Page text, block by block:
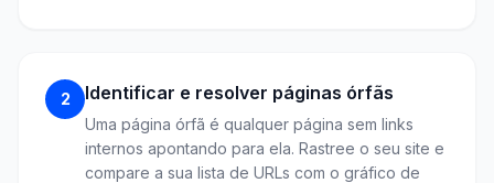
2 Identificar e resolver páginas órfãs
Uma página órfã é qualquer página sem links
internos apontando para ela. Rastree o seu site e
compare a sua lista de URLs com o gráfico de